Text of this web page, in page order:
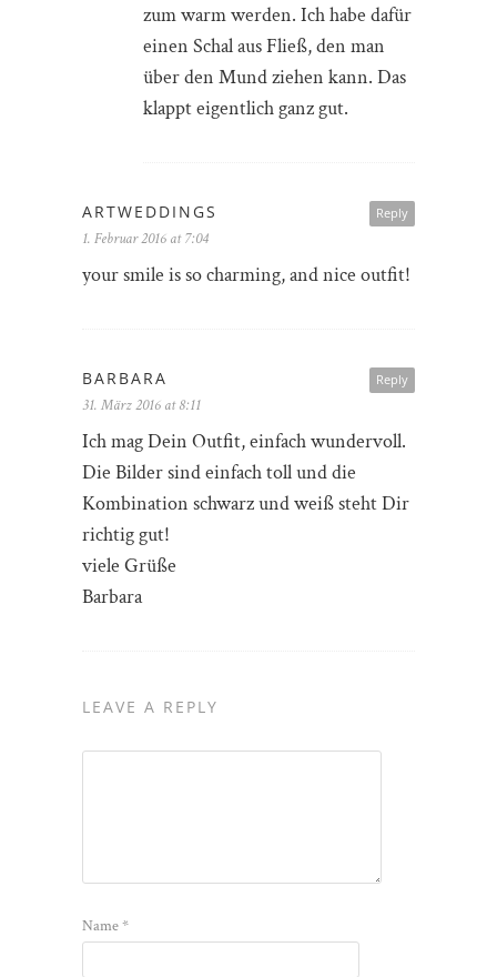
zum warm werden. Ich habe dafür
einen Schal aus Fließ, den man
über den Mund ziehen kann. Das
klappt eigentlich ganz gut.
Reply
ARTWEDDINGS
1. Februar 2016 at 7:04
your smile is so charming, and nice outfit!
Reply
BARBARA
31. März 2016 at 8:11
Ich mag Dein Outfit, einfach wundervoll.
Die Bilder sind einfach toll und die
Kombination schwarz und weiß steht Dir
richtig gut!
viele Grüße
Barbara
LEAVE A REPLY
Name*